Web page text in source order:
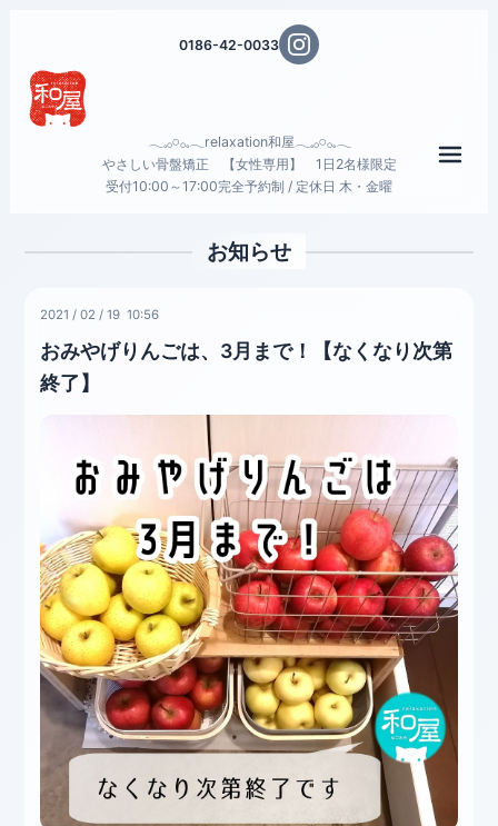
0186-42-0033
𓂃𓈒𓂂𓏸𓂂𓈒𓂃relaxation和屋𓂃𓈒𓂂𓏸𓂂𓈒𓂃
やさしい骨盤矯正 【女性専用】 1日2名様限定
受付10:00～17:00完全予約制 / 定休日 木・金曜
お知らせ
2021 /02 /19 10:56
おみやげりんごは、3月まで！【なくなり次第
終了】